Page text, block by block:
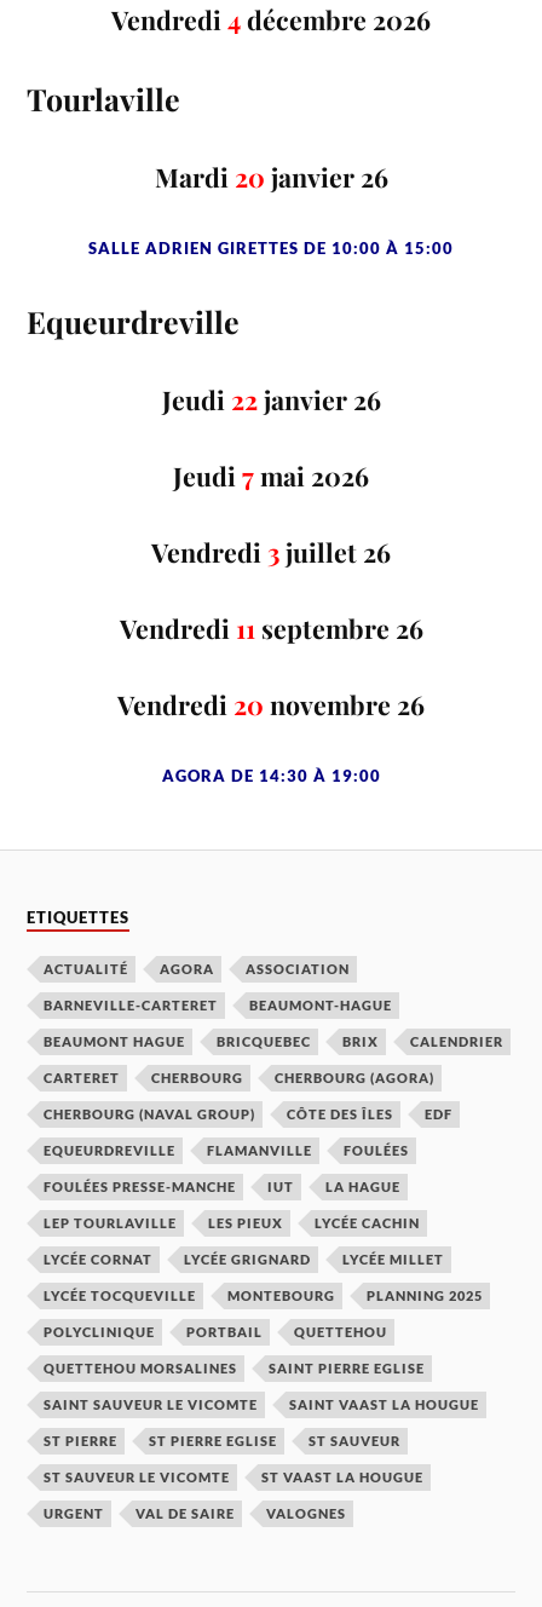
Vendredi 4décembre 2026
Tourlaville
Mardi 20 janvier 26
SALLE ADRIEN GIRETTES DE 10:00 À 15:00
Equeurdreville
Jeudi 22janvier 26
Jeudi 7mai 2026
Vendredi 3juillet 26
Vendredi 11 septembre 26
Vendredi 20 novembre 26
AGORA DE 14:30 À 19:00
ETIQUETTES
ACTUALITÉ AGORA ASSOCIATION
BARNEVILLE-CARTERET BEAUMONT-HAGUE
BEAUMONT HAGUE BRICQUEBEC BRIX CALENDRIER
CARTERET CHERBOURG CHERBOURG (AGORA)
CHERBOURG (NAVAL GROUP) CÔTE DES ÎLES EDF
EQUEURDREVILLE FLAMANVILLE FOULÉES
FOULÉES PRESSE-MANCHE IUT LA HAGUE
LEP TOURLAVILLE LES PIEUX LYCÉE CACHIN
LYCÉE CORNAT LYCÉE GRIGNARD LYCÉE MILLET
LYCÉE TOCQUEVILLE MONTEBOURG PLANNING 2025
POLYCLINIQUE PORTBAIL QUETTEHOU
QUETTEHOU MORSALINES SAINT PIERRE EGLISE
SAINT SAUVEUR LE VICOMTE SAINT VAAST LA HOUGUE
ST PIERRE ST PIERRE EGLISE ST SAUVEUR
ST SAUVEUR LE VICOMTE ST VAAST LA HOUGUE
URGENT VAL DE SAIRE VALOGNES